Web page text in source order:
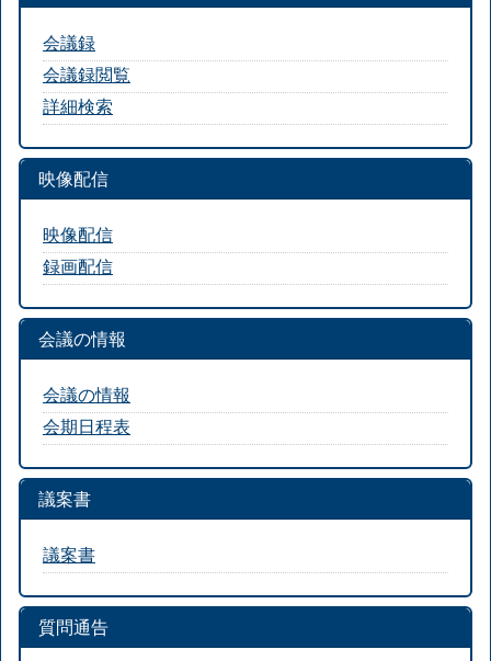
会議録
会議録閲覧
詳細検索
映像配信
映像配信
録画配信
会議の情報
会議の情報
会期日程表
議案書
議案書
質問通告